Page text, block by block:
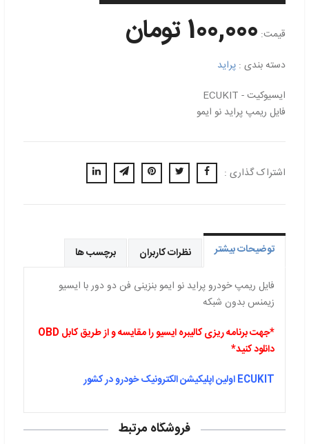
قیمت: 100,000 تومان
دسته بندی : پراید
ایسیوکیت - ECUKIT
فایل ریمپ پراید نو ایمو
اشتراک گذاری :
توضیحات بیشتر نظرات کاربران
برچسب ها
فایل ریمپ خودرو پراید نو ایمو بنزینی فن دو دور با ایسیو
زیمنس بدون شبکه
*جهت برنامه ریزی کالیبره ایسیو را مقایسه و از طریق کابل OBD
دانلود کنید*
ECUKIT اولین اپلیکیشن الکترونیک خودرو در کشور
فروشگاه مرتبط